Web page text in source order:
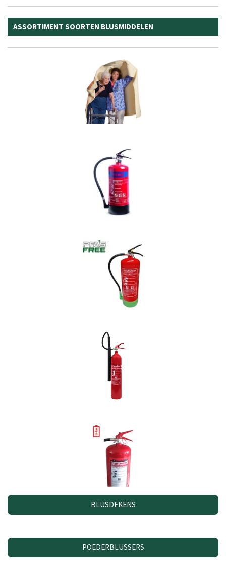
ASSORTIMENT SOORTEN BLUSMIDDELEN
BLUSDEKENS
POEDERBLUSSERS